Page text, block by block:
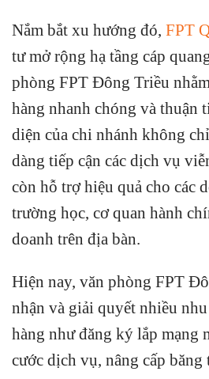
Nắm bắt xu hướng đó, FPT
tư mở rộng hạ tầng cáp
phòng FPT Đông Triều
hàng nhanh chóng và thuận
diện của chi nhánh không
dàng tiếp cận các dịch vụ
còn hỗ trợ hiệu quả cho các
trường học, cơ quan hành
doanh trên địa bàn.
Hiện nay, văn phòng FPT
nhận và giải quyết nhiều nhu
hàng như đăng ký lắp mạng
cước dịch vụ, nâng cấp